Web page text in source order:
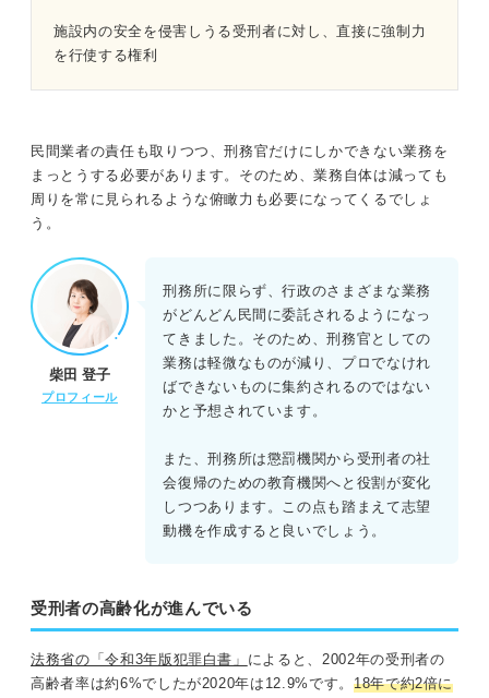
施設内の安全を侵害しうる受刑者に対し、直接に強制力
を行使する権利
民間業者の責任も取りつつ、刑務官だけにしかできない業務を
まっとうする必要があります。そのため、業務自体は減っても
周りを常に見られるような俯瞰力も必要になってくるでしょ
う。
柴田 登子
プロフィール
刑務所に限らず、行政のさまざまな業務
がどんどん民間に委託されるようになっ
てきました。そのため、刑務官としての
業務は軽微なものが減り、プロでなけれ
ばできないものに集約されるのではない
かと予想されています。
また、刑務所は懲罰機関から受刑者の社
会復帰のための教育機関へと役割が変化
しつつあります。この点も踏まえて志望
動機を作成すると良いでしょう。
受刑者の高齢化が進んでいる
法務省の「令和3年版犯罪白書」 によると、2002年の受刑者の
高齢者率は約6%でしたが2020年は12.9%です。 18年で約2倍に